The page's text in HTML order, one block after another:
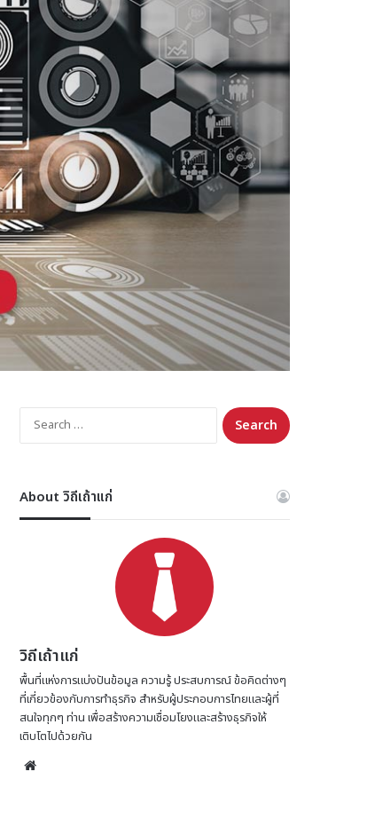
Search
for:
About วิถีเถ้าแก่
วิถีเถ้าแก่
พื้นที่แห่งการแบ่งปันข้อมูล ความรู้ ประสบการณ์ ข้อคิดต่างๆ
ที่เกี่ยวข้องกับการทำธุรกิจ สำหรับผู้ประกอบการไทยและผู้ที่
สนใจทุกๆ ท่าน เพื่อสร้างความเชื่อมโยงและสร้างธุรกิจให้
เติบโตไปด้วยกัน